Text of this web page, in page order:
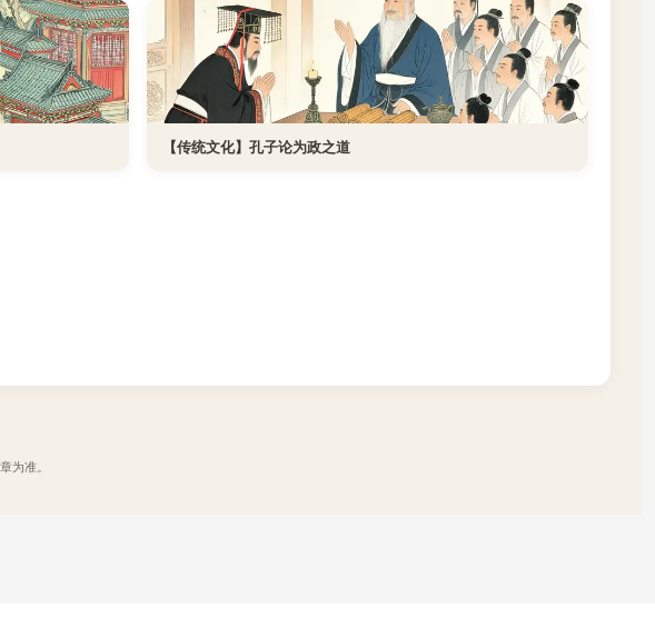
【传统文化】孔子论为政之道
为准。